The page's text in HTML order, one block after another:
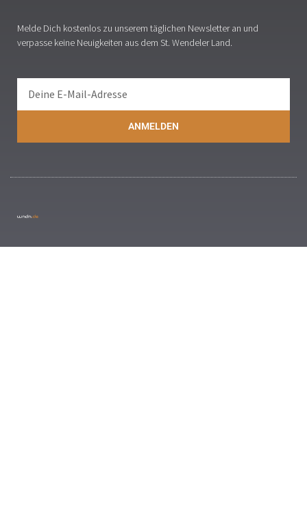
Melde Dich kostenlos zu unserem täglichen Newsletter an und
verpasse keine Neuigkeiten aus dem St. Wendeler Land.
ANMELDEN